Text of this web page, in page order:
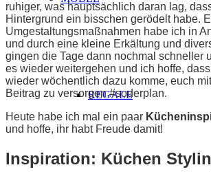
REGALE
ruhiger, was hauptsächlich daran lag,
Hintergrund ein bisschen gerödelt habe.
Umgestaltungsmaßnahmen habe ich in
und durch eine kleine Erkältung und
gingen die Tage dann nochmal schneller
es wieder weitergehen und ich hoffe,
wieder wöchentlich dazu komme, euch
Beitrag zu versorgen #soderplan.
Heute habe ich mal ein paar
und hoffe, ihr habt Freude damit!
Inspiration: Küchen